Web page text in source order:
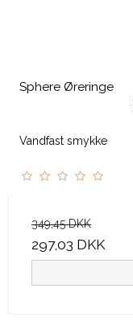
Sphere Øreringe
Vandfast smykke
349,45 DKK
297,03 DKK